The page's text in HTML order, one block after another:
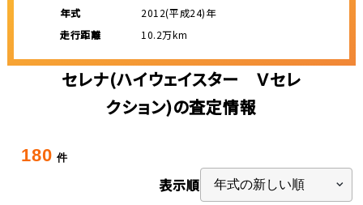
年式
2012(平成24)年
走行距離
10.2万km
セレナ(ハイウェイスター Ｖセレ
クション)の査定情報
180 件
表示順